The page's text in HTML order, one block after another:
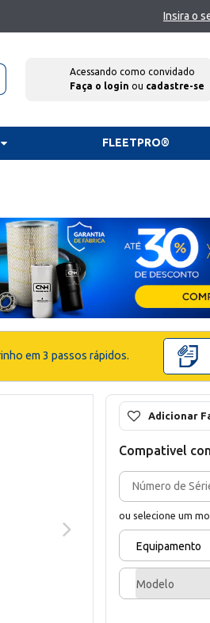
Insira o
Acessando como convidado
Faça o login ou cadastre-se
FLEETPRO®
em 3 passos rápidos.
Adicionar
Compativel
ou selecione um
Equipamento
Modelo